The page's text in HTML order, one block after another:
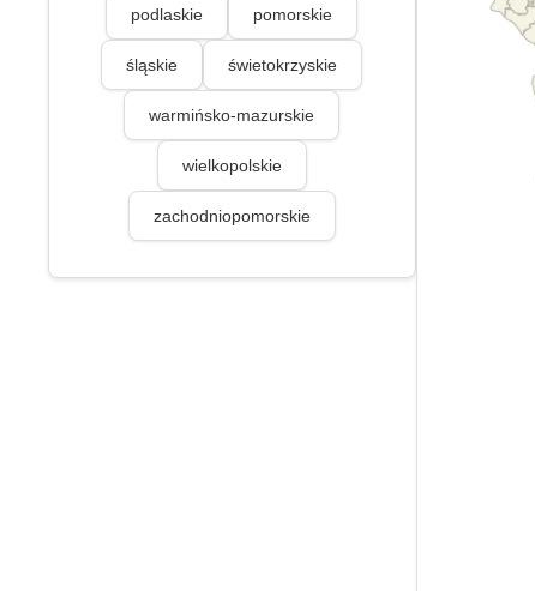
podlaskie pomorskie
śląskie świetokrzyskie
warmińsko-mazurskie
wielkopolskie
zachodniopomorskie